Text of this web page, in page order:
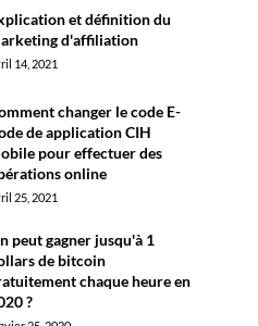
et définition du
d'affiliation
14, 2021
changer le code E-
de application CIH
pour effectuer des
online
25, 2021
peut gagner jusqu'à 1
de bitcoin
chaque heure en
?